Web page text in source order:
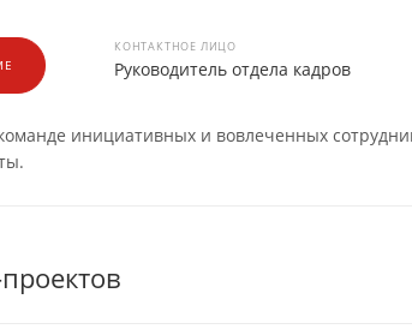
КОНТАКТНОЕ ЛИЦО
Руководитель отдела кадров
инициативных и вовлеченных